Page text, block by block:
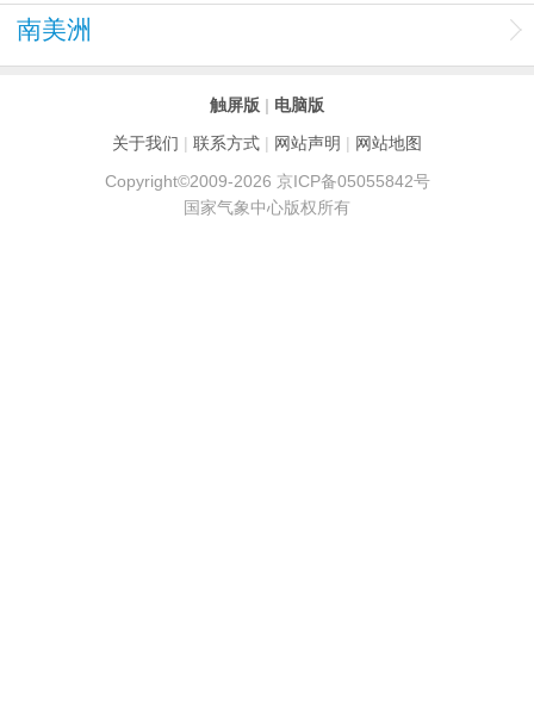
南美洲
触屏版 | 电脑版
关于我们 | 联系方式 | 网站声明 | 网站地图
Copyright©2009-2026 京ICP备05055842号
国家气象中心版权所有